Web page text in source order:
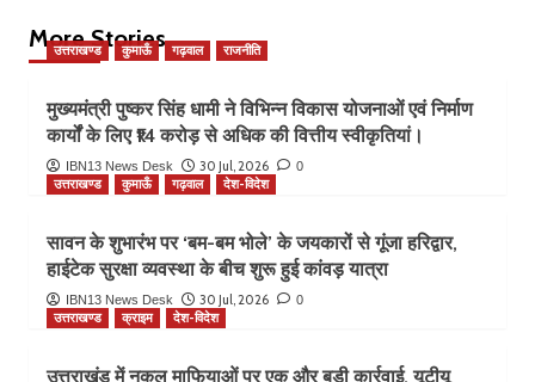
More Stories
उत्तराखण्ड कुमाऊँ गढ़वाल राजनीति
मुख्यमंत्री पुष्कर सिंह धामी ने विभिन्न विकास योजनाओं एवं निर्माण
कार्यों के लिए ₹14 करोड़ से अधिक की वित्तीय स्वीकृतियां।
IBN13 News Desk 30 Jul, 2026 0
उत्तराखण्ड कुमाऊँ गढ़वाल देश-विदेश
सावन के शुभारंभ पर ‘बम-बम भोले’ के जयकारों से गूंजा हरिद्वार,
हाईटेक सुरक्षा व्यवस्था के बीच शुरू हुई कांवड़ यात्रा
IBN13 News Desk 30 Jul, 2026 0
उत्तराखण्ड क्राइम देश-विदेश
उत्तराखंड में नकल माफियाओं पर एक और बड़ी कार्रवाई, यूटीयू